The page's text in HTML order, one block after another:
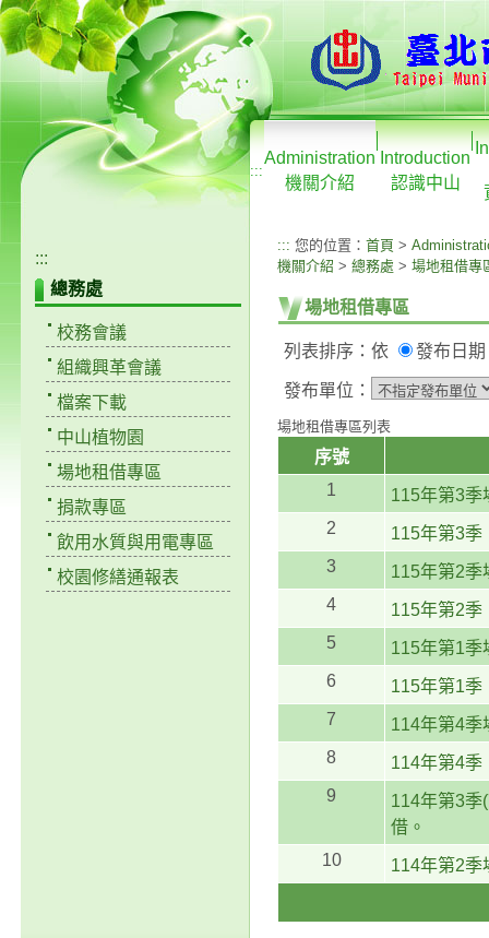
:::
Administration
機關介紹
Introduction
認識中山
:::
總務處
校務會議
組織興革會議
檔案下載
中山植物園
場地租借專區
捐款專區
飲用水質與用電專區
校園修繕通報表
::: 您的位置： 首頁 >
機關介紹 > 總務處 > 場地租借專
場地租借專區
列表排序：依 發布日期
發布單位：
場地租借專區列表
序號
1
115年第3季
2
115年第3季
3
115年第2季
4
115年第2季
5
115年第1季
6
115年第1季
7
114年第4季
8
114年第4季
9
114年第3季
借。
10
114年第2季